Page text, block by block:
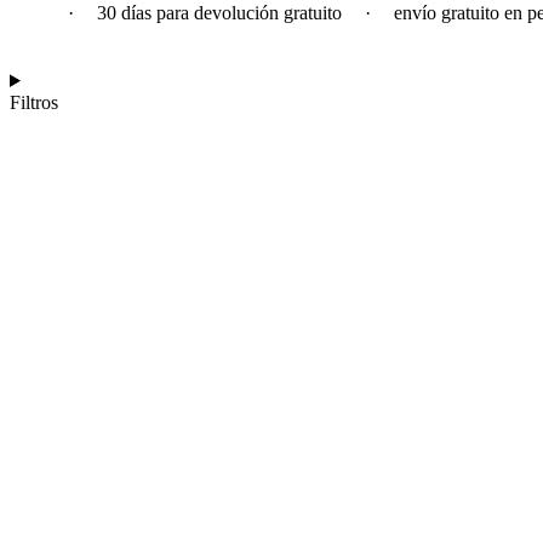
· 30 días para devolución gratuito · envío gratuito en
Filtros